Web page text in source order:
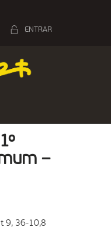
ENTRAR
–
9, 36-10,8